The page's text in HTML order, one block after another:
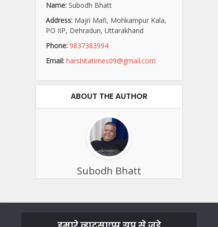
Name: Subodh Bhatt
Address: Majri Mafi, Mohkampur Kala,
PO IIP, Dehradun, Uttarakhand
Phone: 9837383994
Email: harshitatimes09@gmail.com
ABOUT THE AUTHOR
Subodh Bhatt